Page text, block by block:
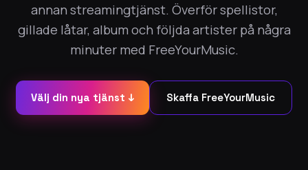
annan streamingtjänst. Överför spellistor,
gillade låtar, album och följda artister på några
minuter med FreeYourMusic.
Välj din nya tjänst ↓ Skaffa FreeYourMusic